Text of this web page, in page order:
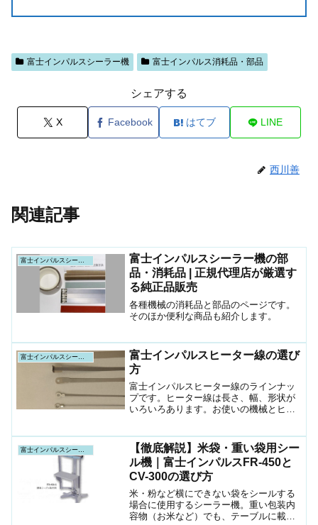
富士インパルスシーラー機 富士インパルス消耗品・部品
シェアする
X Facebook はてブ LINE
西川善
関連記事
富士インパルスシーラー機
富士インパルスシーラー機の部
品・消耗品 | 正規代理店が厳選す
る純正品販売
各種機械の消耗品と部品のページです。
そのほか便利な商品も紹介します。
富士インパルスヒーター線の選び
方
富士インパルスヒーター線のラインナッ
プです。ヒーター線は長さ、幅、形状が
いろいろあります。お使いの機械とヒー
富士インパルスシーラー機
【徹底解説】米袋・重い袋用シー
ル機｜富士インパルスFR-450と
CV-300の選び方
米・粉など横にできない袋をシールする
場合に使用するシーラー機。重い包装内
容物（お米など）でも、テーブルに載せ